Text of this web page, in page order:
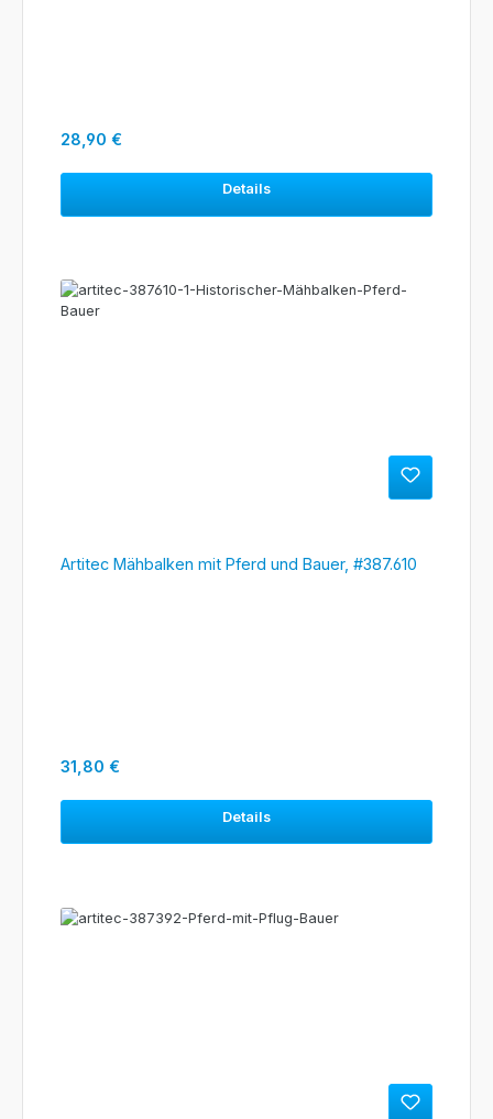
Regulärer Preis:
28,90 €
Details
Artitec Mähbalken mit Pferd und Bauer, #387.610
Regulärer Preis:
31,80 €
Details